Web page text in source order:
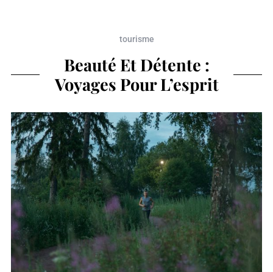
tourisme
Beauté Et Détente :
Voyages Pour L’esprit